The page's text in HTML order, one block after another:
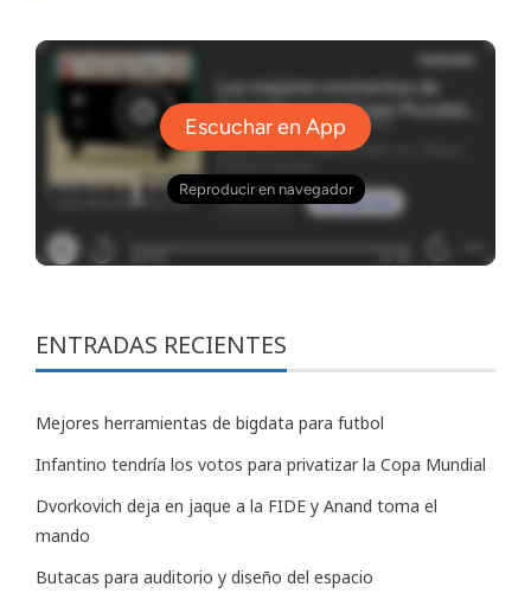
ENTRADAS RECIENTES
Mejores herramientas de bigdata para futbol
Infantino tendría los votos para privatizar la Copa Mundial
Dvorkovich deja en jaque a la FIDE y Anand toma el
mando
Butacas para auditorio y diseño del espacio